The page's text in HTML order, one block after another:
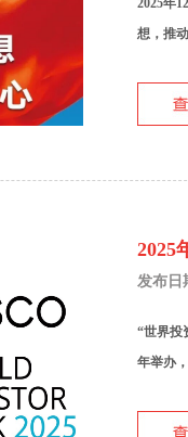
2025年
想，推
2025
发布日
“世界投
年举办